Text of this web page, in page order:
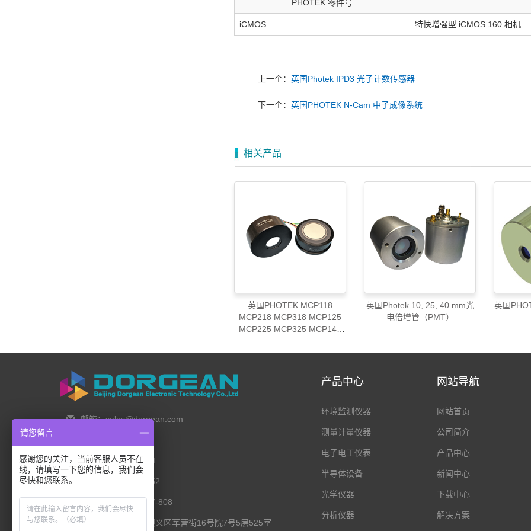
PHOTEK 零件号
iCMOS 特快增强型 iCMOS 160 相机
上一个： 英国Photek IPD3 光子计数传感器
下一个： 英国PHOTEK N-Cam 中子成像系统
相关产品
英国PHOTEK MCP118
MCP218 MCP318 MCP125
MCP225 MCP325 MCP140
MCP275 MCP375 MCP1150
英国Photek 10, 25, 40 mm光
电倍增管（PMT）
英国
邮箱：sales@dorgean.com
电话：0l0-5286777I
手机：138 1111 I452
传真：0I0-8235l027-808
联系地址：北京市顺义区军营街16号院7号5层525室
产品中心
环境监测仪器
测量计量仪器
电子电工仪表
半导体设备
光学仪器
分析仪器
网站导航
网站首页
公司简介
产品中心
新闻中心
下载中心
解决方案
请您留言
感谢您的关注，当前客服人员不在
线，请填写一下您的信息，我们会
尽快和您联系。